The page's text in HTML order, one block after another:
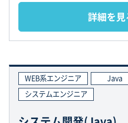
詳細を見
WEB系エンジニア
Java
システムエンジニア